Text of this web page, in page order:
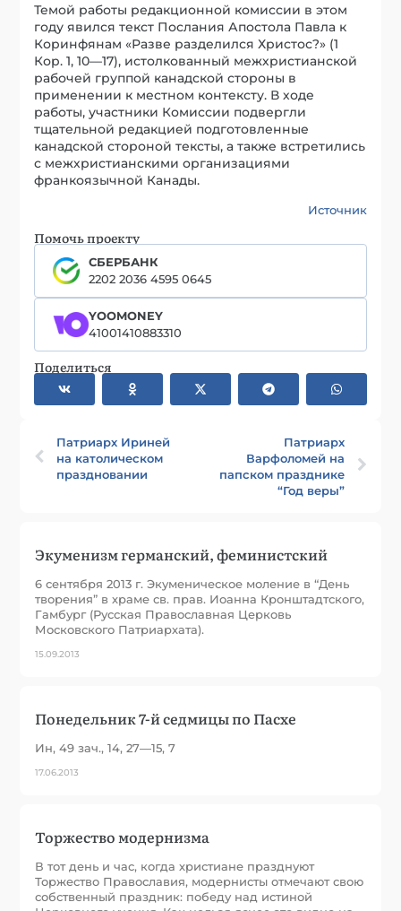
Темой работы редакционной комиссии в этом
году явился текст Послания Апостола Павла к
Коринфянам «Разве разделился Христос?» (1
Кор. 1, 10—17), истолкованный межхристианской
рабочей группой канадской стороны в
применении к местном контексту. В ходе
работы, участники Комиссии подвергли
тщательной редакцией подготовленные
канадской стороной тексты, а также встретились
с межхристианскими организациями
франкоязычной Канады.
Источник
Помочь проекту
СБЕРБАНК
2202 2036 4595 0645
YOOMONEY
41001410883310
Поделиться
Патриарх Ириней
на католическом
праздновании
Патриарх
Варфоломей на
папском празднике
“Год веры”
Экуменизм германский, феминистский
6 сентября 2013 г. Экуменическое моление в “День
творения” в храме св. прав. Иоанна Кронштадтского,
Гамбург (Русская Православная Церковь
Московского Патриархата).
15.09.2013
Понедельник 7-й седмицы по Пасхе
Ин, 49 зач., 14, 27—15, 7
17.06.2013
Торжество модернизма
В тот день и час, когда христиане празднуют
Торжество Православия, модернисты отмечают свою
собственный праздник: победу над истиной